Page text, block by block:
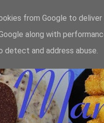
from Google to
along with
detect and address abuse.